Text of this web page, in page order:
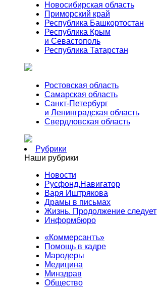
Новосибирская область
Приморский край
Республика Башкортостан
Республика Крым
и Севастополь
Республика Татарстан
Ростовская область
Самарская область
Санкт-Петербург
и Ленинградская область
Свердловская область
Рубрики
Наши рубрики
Новости
Русфонд.Навигатор
Варя Иштрякова
Драмы в письмах
Жизнь. Продолжение следует
Информбюро
«Коммерсантъ»
Помощь в кадре
Мародеры
Медицина
Минздрав
Общество